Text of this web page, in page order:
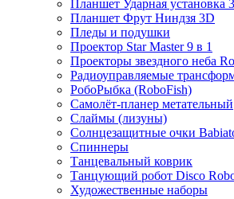
Планшет Ударная установка
Планшет Фрут Ниндзя 3D
Пледы и подушки
Проектор Star Master 9 в 1
Проекторы звездного неба
Радиоуправляемые
РобоРыбка (RoboFish)
Самолёт-планер метательный
Слаймы (лизуны)
Солнцезащитные очки
Спиннеры
Танцевальный коврик
Танцующий робот Disco
Художественные наборы